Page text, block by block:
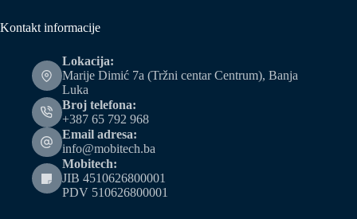
Kontakt informacije
Lokacija:
Marije Dimić 7a (Tržni centar Centrum), Banja
Luka
Broj telefona:
+387 65 792 968
Email adresa:
info@mobitech.ba
Mobitech:
JIB 4510626800001
PDV 510626800001